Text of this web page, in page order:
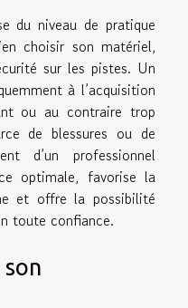
du niveau de pratique
choisir son matériel,
sur les pistes. Un
à l’acquisition
ou au contraire trop
de blessures ou de
d’un professionnel
optimale, favorise la
et offre la possibilité
toute confiance.
son